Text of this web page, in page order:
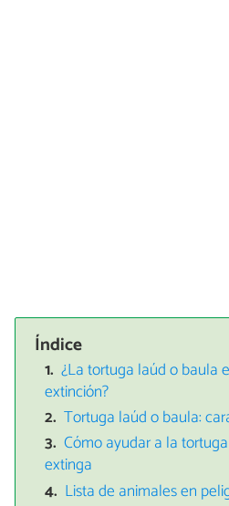
Índice
¿La tortuga laúd o baula
extinción?
Tortuga laúd o baula:
Cómo ayudar a la
extinga
Lista de animales en